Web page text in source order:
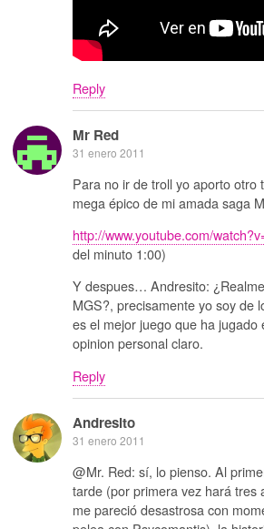
Reply
Mr Red
31 enero 2011
Para no ir de troll yo aporto otro
mega épico de mi amada saga
http://www.youtube.com/
del minuto 1:00)
Y despues… Andresito:
MGS?, precisamente yo soy de
es el mejor juego que ha jugado
opinion personal claro.
Reply
Andresito
31 enero 2011
@Mr. Red: sí, lo pienso. Al
tarde (por primera vez hará tres
me pareció desastrosa con